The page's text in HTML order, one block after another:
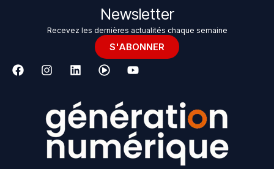
Newsletter
Recevez les dernières actualités chaque semaine
S'ABONNER